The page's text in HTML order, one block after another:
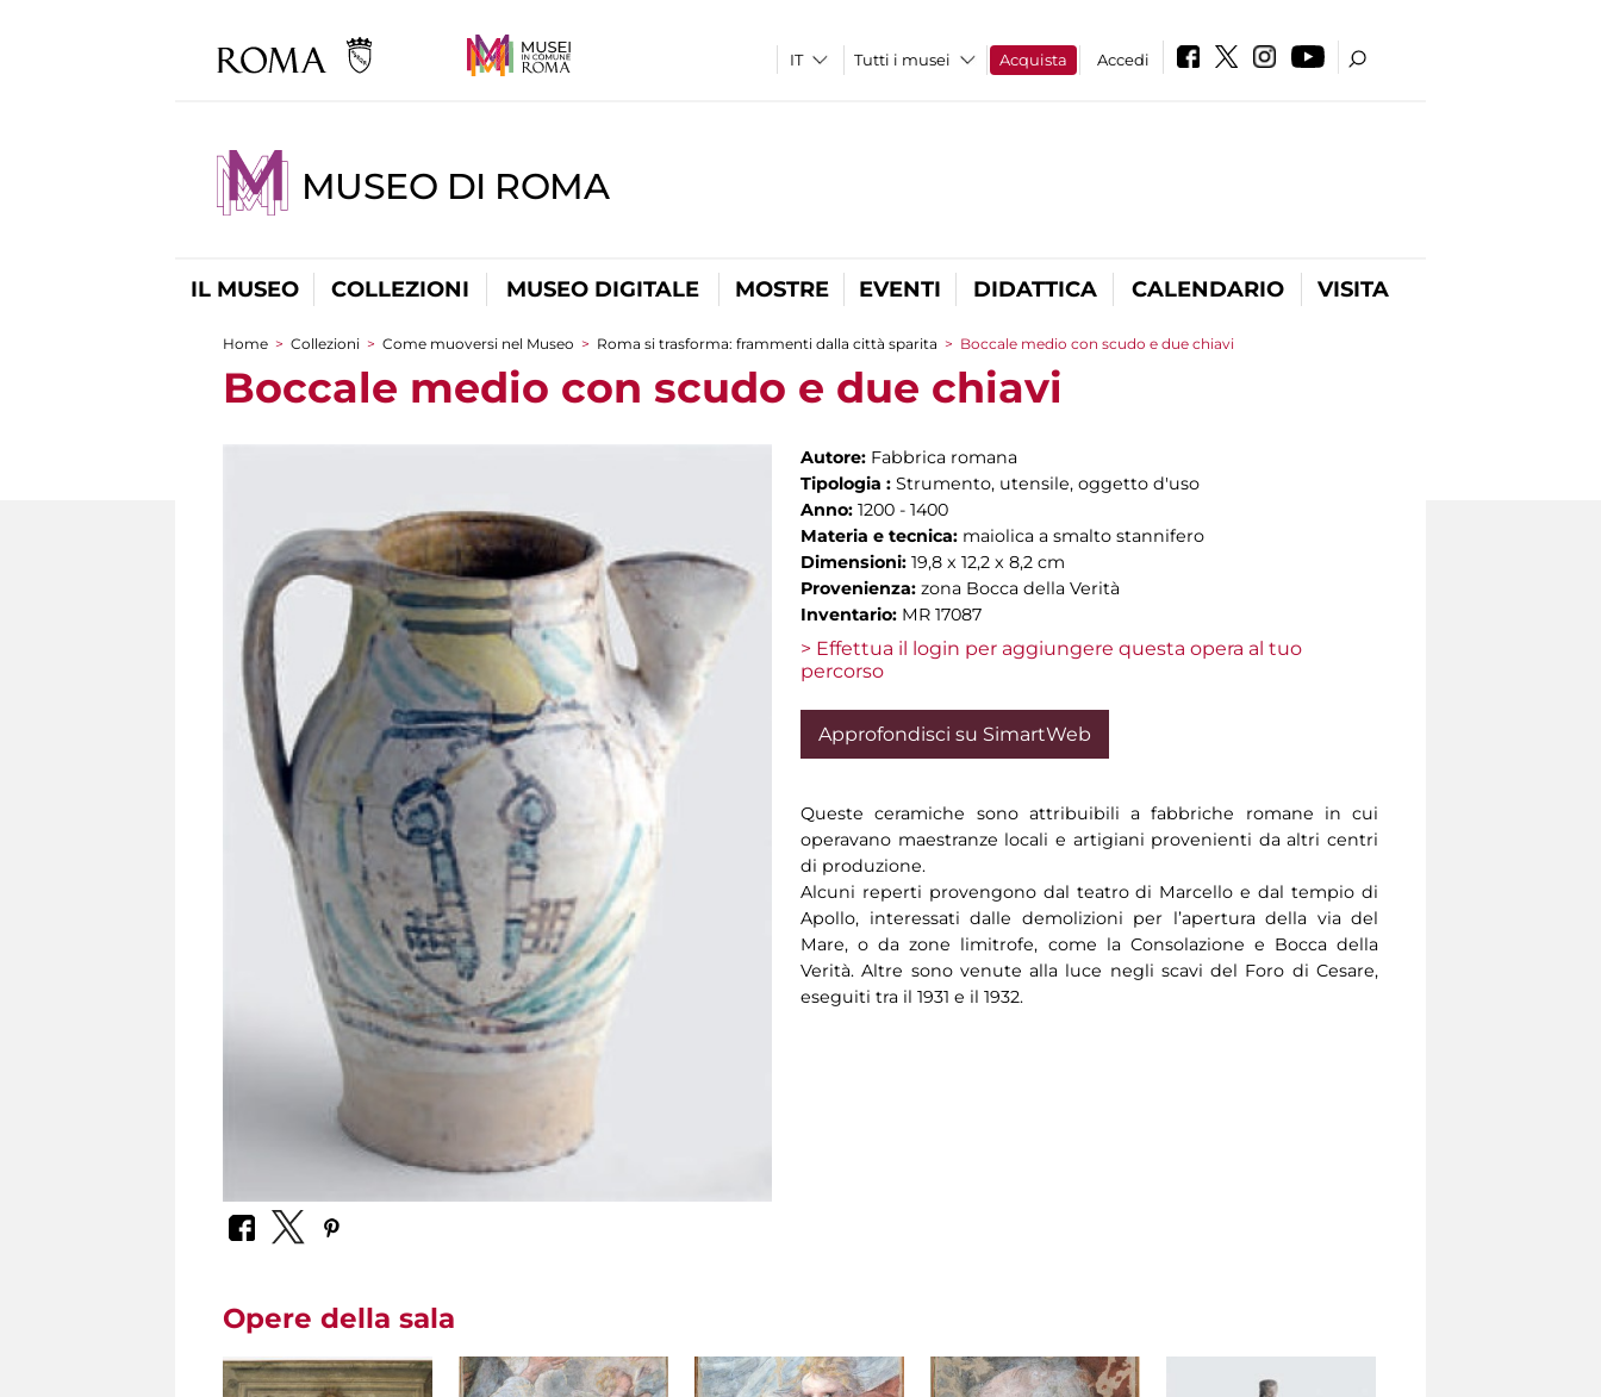
Tutti i musei Acquista Accedi
MUSEO DI ROMA
IL MUSEO COLLEZIONI MUSEO DIGITALE MOSTRE EVENTI DIDATTICA CALENDARIO VISITA
Tu sei qui
Home > Collezioni > Come muoversi nel Museo > Roma si trasforma: frammenti dalla città sparita > Boccale medio con scudo e due chiavi
Boccale medio con scudo e due chiavi
Autore: Fabbrica romana
Tipologia : Strumento, utensile, oggetto d'uso
Anno: 1200 - 1400
Materia e tecnica: maiolica a smalto stannifero
Dimensioni: 19,8 x 12,2 x 8,2 cm
Provenienza: zona Bocca della Verità
Inventario: MR 17087
> Effettua il login per aggiungere questa opera al tuo
percorso
Approfondisci su SimartWeb
Queste ceramiche sono attribuibili a fabbriche romane in cui
operavano maestranze locali e artigiani provenienti da altri centri
di produzione.
Alcuni reperti provengono dal teatro di Marcello e dal tempio di
Apollo, interessati dalle demolizioni per l’apertura della via del
Mare, o da zone limitrofe, come la Consolazione e Bocca della
Verità. Altre sono venute alla luce negli scavi del Foro di Cesare,
eseguiti tra il 1931 e il 1932.
Opere della sala